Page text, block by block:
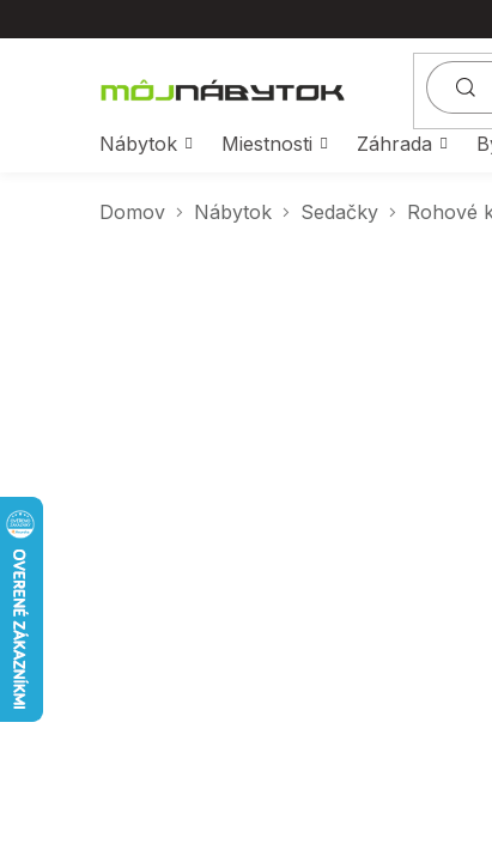
na
Nábytok
Miestnosti Záhrada
Domov Nábytok Sedačky Rohové